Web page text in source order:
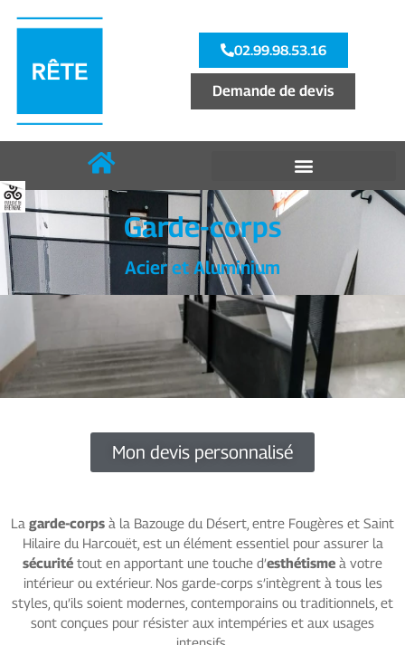
02.99.98.53.16
Demande de devis
Garde-corps
Acier et Aluminium
Mon devis personnalisé
La garde-corps à la Bazouge du Désert, entre Fougères et Saint
Hilaire du Harcouët, est un élément essentiel pour assurer la
sécurité tout en apportant une touche d’esthétisme à votre
intérieur ou extérieur. Nos garde-corps s’intègrent à tous les
styles, qu’ils soient modernes, contemporains ou traditionnels, et
sont conçues pour résister aux intempéries et aux usages